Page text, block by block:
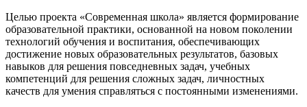
Целью проекта «Современная школа» является формирование
образовательной практики, основанной на новом поколении
технологий обучения и воспитания, обеспечивающих
достижение новых образовательных результатов, базовых
навыков для решения повседневных задач, учебных
компетенций для решения сложных задач, личностных
качеств для умения справляться с постоянными изменениями.